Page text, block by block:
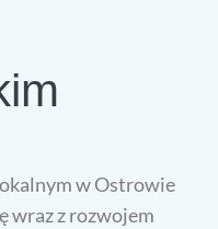
w Ostrowie
wraz z rozwojem